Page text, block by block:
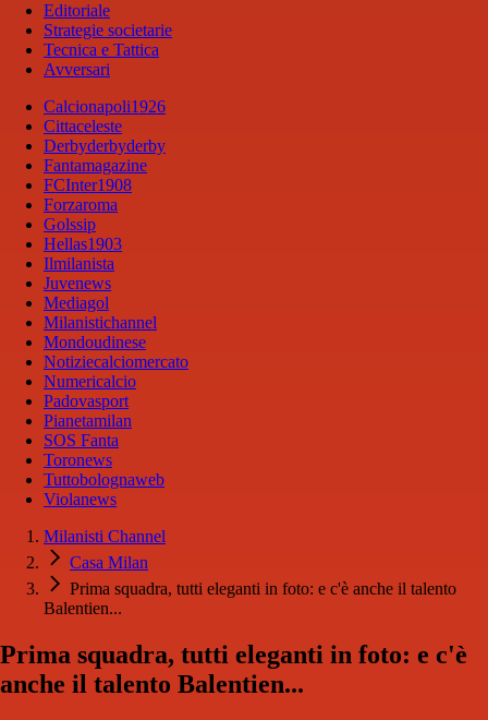
Editoriale
Strategie societarie
Tecnica e Tattica
Avversari
Calcionapoli1926
Cittaceleste
Derbyderbyderby
Fantamagazine
FCInter1908
Forzaroma
Golssip
Hellas1903
Ilmilanista
Juvenews
Mediagol
Milanistichannel
Mondoudinese
Notiziecalciomercato
Numericalcio
Padovasport
Pianetamilan
SOS Fanta
Toronews
Tuttobolognaweb
Violanews
Milanisti Channel
Casa Milan
Prima squadra, tutti eleganti in foto: e c'è anche il talento
Balentien...
Prima squadra, tutti eleganti in foto: e c'è
anche il talento Balentien...